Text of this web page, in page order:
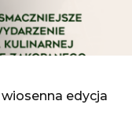
edycja